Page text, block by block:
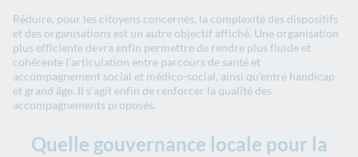
Réduire, pour les citoyens concernés, la complexité des dispositifs
et des organisations est un autre objectif affiché. Une organisation
plus efficiente devra enfin permettre de rendre plus fluide et
cohérente l’articulation entre parcours de santé et
accompagnement social et médico-social, ainsi qu’entre handicap
et grand âge. Il s’agit enfin de renforcer la qualité des
accompagnements proposés.
Quelle gouvernance locale pour la